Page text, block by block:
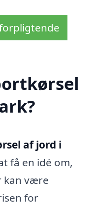
af jord i
få en idé om,
kan være
for